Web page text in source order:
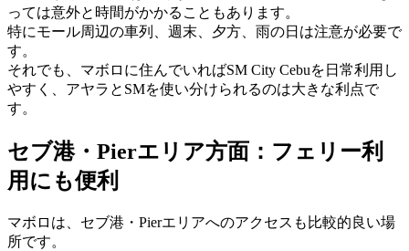
っては意外と時間がかかることもあります。
特にモール周辺の車列、週末、夕方、雨の日は注意が必要で
す。
それでも、マボロに住んでいればSM City Cebuを日常利用し
やすく、アヤラとSMを使い分けられるのは大きな利点で
す。
セブ港・Pierエリア方面：フェリー利
用にも便利
マボロは、セブ港・Pierエリアへのアクセスも比較的良い場
所です。